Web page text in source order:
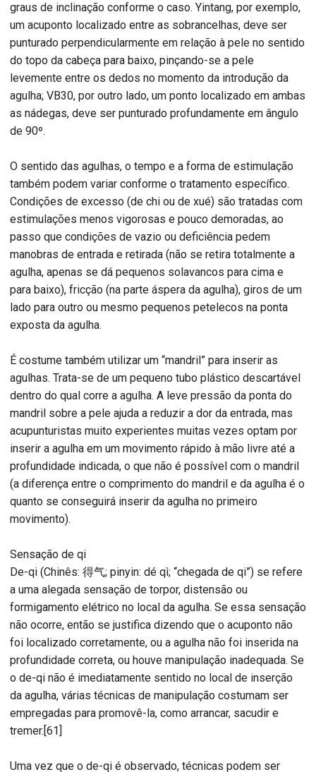
graus de inclinação conforme o caso. Yintang, por exemplo,
um acuponto localizado entre as sobrancelhas, deve ser
punturado perpendicularmente em relação à pele no sentido
do topo da cabeça para baixo, pinçando-se a pele
levemente entre os dedos no momento da introdução da
agulha; VB30, por outro lado, um ponto localizado em ambas
as nádegas, deve ser punturado profundamente em ângulo
de 90º.
O sentido das agulhas, o tempo e a forma de estimulação
também podem variar conforme o tratamento específico.
Condições de excesso (de chi ou de xué) são tratadas com
estimulações menos vigorosas e pouco demoradas, ao
passo que condições de vazio ou deficiência pedem
manobras de entrada e retirada (não se retira totalmente a
agulha, apenas se dá pequenos solavancos para cima e
para baixo), fricção (na parte áspera da agulha), giros de um
lado para outro ou mesmo pequenos petelecos na ponta
exposta da agulha.
É costume também utilizar um “mandril” para inserir as
agulhas. Trata-se de um pequeno tubo plástico descartável
dentro do qual corre a agulha. A leve pressão da ponta do
mandril sobre a pele ajuda a reduzir a dor da entrada, mas
acupunturistas muito experientes muitas vezes optam por
inserir a agulha em um movimento rápido à mão livre até a
profundidade indicada, o que não é possível com o mandril
(a diferença entre o comprimento do mandril e da agulha é o
quanto se conseguirá inserir da agulha no primeiro
movimento).
Sensação de qi
De-qi (Chinês: 得气; pinyin: dé qì; “chegada de qi”) se refere
a uma alegada sensação de torpor, distensão ou
formigamento elétrico no local da agulha. Se essa sensação
não ocorre, então se justifica dizendo que o acuponto não
foi localizado corretamente, ou a agulha não foi inserida na
profundidade correta, ou houve manipulação inadequada. Se
o de-qi não é imediatamente sentido no local de inserção
da agulha, várias técnicas de manipulação costumam ser
empregadas para promovê-la, como arrancar, sacudir e
tremer.[61]
Uma vez que o de-qi é observado, técnicas podem ser